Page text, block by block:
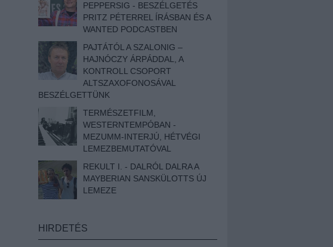
PEPPERSIG - BESZÉLGETÉS
PRITZ PÉTERREL ÍRÁSBAN ÉS A
WANTED PODCASTBEN
PAJTÁTÓL A SZALONIG –
HAJNÓCZY ÁRPÁDDAL, A
KONTROLL CSOPORT
ALTSZAXOFONOSÁVAL
BESZÉLGETTÜNK
TERMÉSZETFILM,
WESTERNTEMPÓBAN -
MEZUMM-INTERJÚ, HÉTVÉGI
LEMEZBEMUTATÓVAL
REKULT I. - DALRÓL DALRA A
MAYBERIAN SANSKÜLOTTS ÚJ
LEMEZE
HIRDETÉS